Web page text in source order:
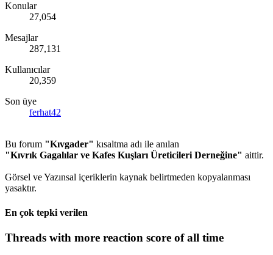
Konular
27,054
Mesajlar
287,131
Kullanıcılar
20,359
Son üye
ferhat42
Bu forum "Kıvgader" kısaltma adı ile anılan
"Kıvrık Gagalılar ve Kafes Kuşları Üreticileri Derneğine" aittir.
Görsel ve Yazınsal içeriklerin kaynak belirtmeden kopyalanması
yasaktır.
En çok tepki verilen
Threads with more reaction score of all time